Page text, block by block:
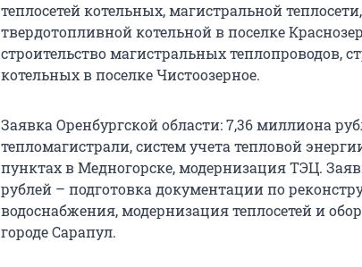
теплосетей котельных, магистральной
твердотопливной котельной в поселке
строительство магистральных теплопроводов,
котельных в поселке Чистоозерное.
Заявка Оренбургской области: 7,36 миллиона
тепломагистрали, систем учета тепловой
пунктах в Медногорске, модернизация ТЭЦ.
рублей – подготовка документации по
водоснабжения, модернизация теплосетей и
городе Сарапул.